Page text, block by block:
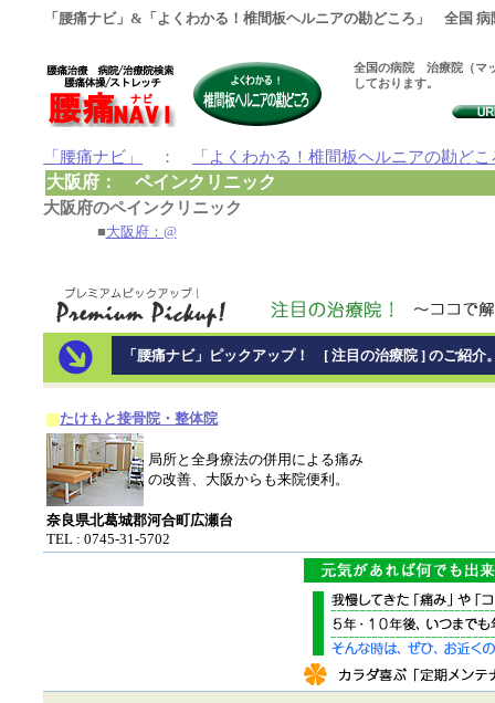
「腰痛ナビ」&「よくわかる！椎間板ヘルニアの勘どころ」 全国 病
全国の病院 治療院（マ
しております。
「腰痛ナビ」 ： 「よくわかる！椎間板ヘルニアの勘どこ
大阪府： ペインクリニック
大阪府のペインクリニック
■大阪府：@
「腰痛ナビ」ピックアップ！ [ 注目の治療院 ] のご紹介
たけもと接骨院・整体院
局所と全身療法の併用による痛み
の改善、大阪からも来院便利。
奈良県北葛城郡河合町広瀬台
TEL : 0745-31-5702